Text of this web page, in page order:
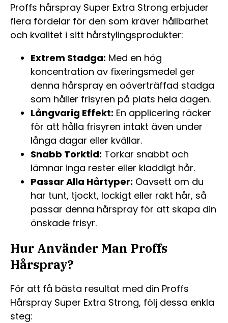
Proffs hårspray Super Extra Strong erbjuder
flera fördelar för den som kräver hållbarhet
och kvalitet i sitt hårstylingsprodukter:
Extrem Stadga: Med en hög
koncentration av fixeringsmedel ger
denna hårspray en oöverträffad stadga
som håller frisyren på plats hela dagen.
Långvarig Effekt: En applicering räcker
för att hålla frisyren intakt även under
långa dagar eller kvällar.
Snabb Torktid: Torkar snabbt och
lämnar inga rester eller kladdigt hår.
Passar Alla Hårtyper: Oavsett om du
har tunt, tjockt, lockigt eller rakt hår, så
passar denna hårspray för att skapa din
önskade frisyr.
Hur Använder Man Proffs
Hårspray?
För att få bästa resultat med din Proffs
Hårspray Super Extra Strong, följ dessa enkla
steg: